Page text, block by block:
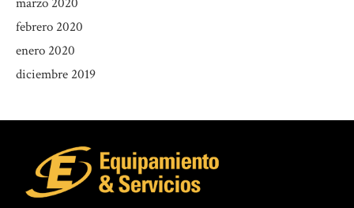
febrero 2020
enero 2020
diciembre 2019